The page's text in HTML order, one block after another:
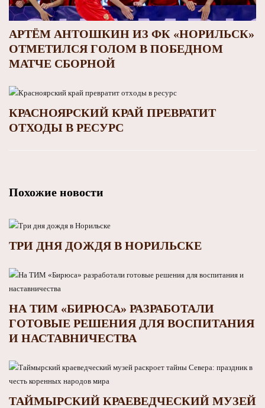
АРТЁМ АНТОШКИН ИЗ ФК «НОРИЛЬСК»
ОТМЕТИЛСЯ ГОЛОМ В ПОБЕДНОМ
МАТЧЕ СБОРНОЙ
КРАСНОЯРСКИЙ КРАЙ ПРЕВРАТИТ
ОТХОДЫ В РЕСУРС
Похожие новости
ТРИ ДНЯ ДОЖДЯ В НОРИЛЬСКЕ
НА ТИМ «БИРЮСА» РАЗРАБОТАЛИ
ГОТОВЫЕ РЕШЕНИЯ ДЛЯ ВОСПИТАНИЯ
И НАСТАВНИЧЕСТВА
ТАЙМЫРСКИЙ КРАЕВЕДЧЕСКИЙ МУЗЕЙ